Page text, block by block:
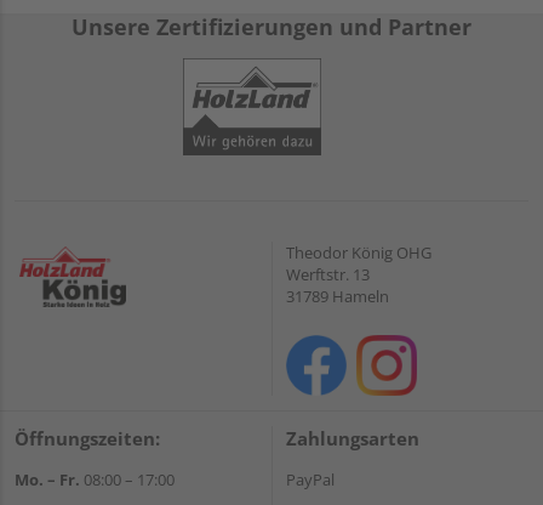
Unsere Zertifizierungen und Partner
Theodor König OHG
Werftstr. 13
31789 Hameln
Öffnungszeiten:
Mo. – Fr. 08:00 – 17:00
Zahlungsarten
PayPal